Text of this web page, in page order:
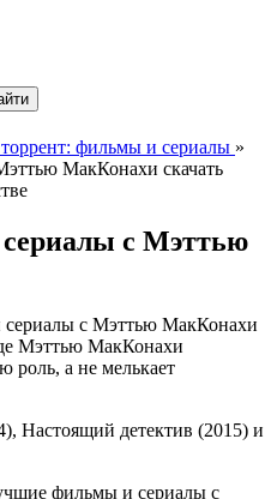
торрент: фильмы и сериалы »
МакКонахи скачать
с Мэттью
с Мэттью МакКонахи
Мэттью МакКонахи
роль, а не мелькает
Настоящий детектив (2015) и
фильмы и сериалы с